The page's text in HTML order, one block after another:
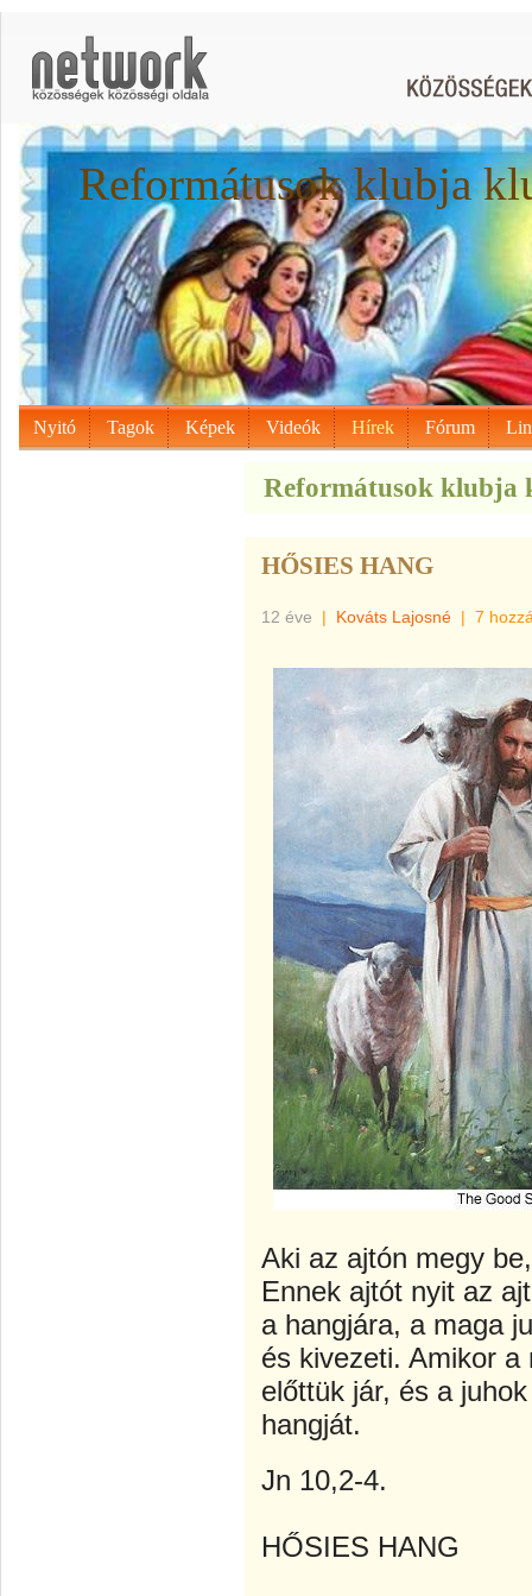
Reformátusok klubja
Nyitó Tagok Képek Videók Hírek Fórum
Reformátusok klubja
HŐSIES HANG
12 éve | Kováts Lajosné | 7
Aki az ajtón megy
Ennek ajtót nyit az
a hangjára, a maga
és kivezeti. Amikor
előttük jár, és a
hangját.
Jn 10,2-4.
HŐSIES HANG